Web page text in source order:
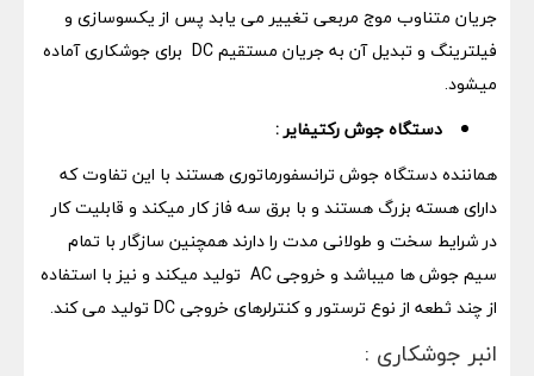
جریان متناوب موج مربعی تغییر می یابد پس از یکسوسازی و
فیلترینگ و تبدیل آن به جریان مستقیم DC برای جوشکاری آماده
میشود.
دستگاه جوش رکتیفایر :
هماننده دستگاه جوش ترانسفورماتوری هستند با این تفاوت که
دارای هسته بزرگ هستند و با برق سه فاز کار میکند و قابلیت کار
در شرایط سخت و طولانی مدت را دارند همچنین سازگار با تمام
سیم جوش ها میباشد و خروجی AC تولید میکند و نیز با استفاده
از چند ثطعه از نوع ترستور و کنترلرهای خروجی DC تولید می کند.
انبر جوشکاری :